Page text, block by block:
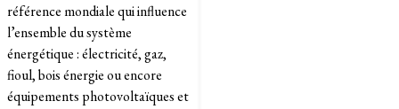
référence mondiale qui influence
l’ensemble du système
énergétique : électricité, gaz,
fioul, bois énergie ou encore
équipements photovoltaïques et